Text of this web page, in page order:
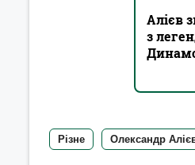
Алієв
з
Різне Олександр